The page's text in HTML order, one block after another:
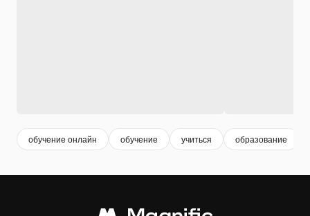
обучение онлайн обучение учиться образование